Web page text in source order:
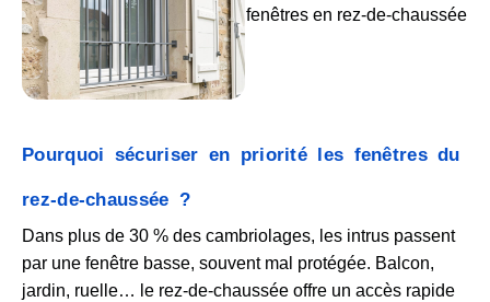
Pourquoi sécuriser en priorité les fenêtres du
rez-de-chaussée ?
Dans plus de 30 % des cambriolages, les intrus passent
par une fenêtre basse, souvent mal protégée. Balcon,
jardin, ruelle… le rez-de-chaussée offre un accès rapide